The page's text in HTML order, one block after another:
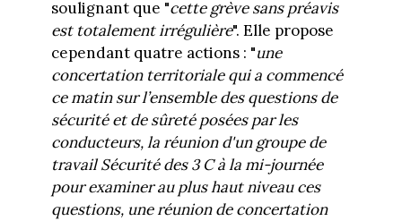
soulignant que "cette grève sans préavis
est totalement irrégulière". Elle propose
cependant quatre actions : "une
concertation territoriale qui a commencé
ce matin sur l’ensemble des questions de
sécurité et de sûreté posées par les
conducteurs, la réunion d'un groupe de
travail Sécurité des 3 C à la mi-journée
pour examiner au plus haut niveau ces
questions, une réunion de concertation